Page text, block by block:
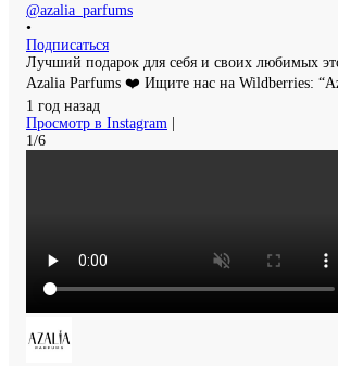
@azalia_parfums
•
Подписаться
Лучший подарок для себя и своих любимых
Azalia Parfums ❤️ Ищите нас на Wildberries:
1 год назад
Просмотр в Instagram
1/6